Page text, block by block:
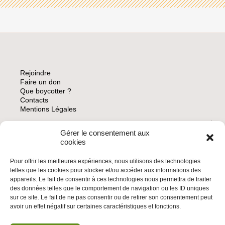
Gérer le consentement aux
cookies
Pour offrir les meilleures expériences, nous utilisons des technologies
telles que les cookies pour stocker et/ou accéder aux informations des
appareils. Le fait de consentir à ces technologies nous permettra de traiter
des données telles que le comportement de navigation ou les ID uniques
sur ce site. Le fait de ne pas consentir ou de retirer son consentement peut
avoir un effet négatif sur certaines caractéristiques et fonctions.
Rejoindre
Faire un don
Que boycotter ?
Contacts
Mentions Légales
ARCHIVES
INSCRIVEZ-VOUS À LA NEWSLETTER
Inscrivez-vous à la Newsletter